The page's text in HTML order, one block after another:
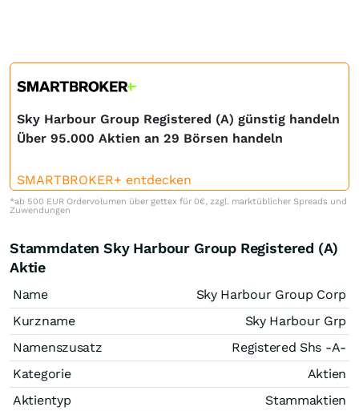
Sky Harbour Group Registered (A) günstig handeln
Über 95.000 Aktien an 29 Börsen handeln
SMARTBROKER+ entdecken
*ab 500 EUR Ordervolumen über gettex für 0€, zzgl. marktüblicher Spreads und
Zuwendungen
Stammdaten Sky Harbour Group Registered (A)
Aktie
Name
Sky Harbour Group Corp
Kurzname
Sky Harbour Grp
Namenszusatz
Registered Shs -A-
Kategorie
Aktien
Aktientyp
Stammaktien